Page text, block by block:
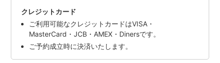
クレジットカード
ご利用可能なクレジットカードはVISA・
MasterCard・JCB・AMEX・Dinersです。
ご予約成立時に決済いたします。